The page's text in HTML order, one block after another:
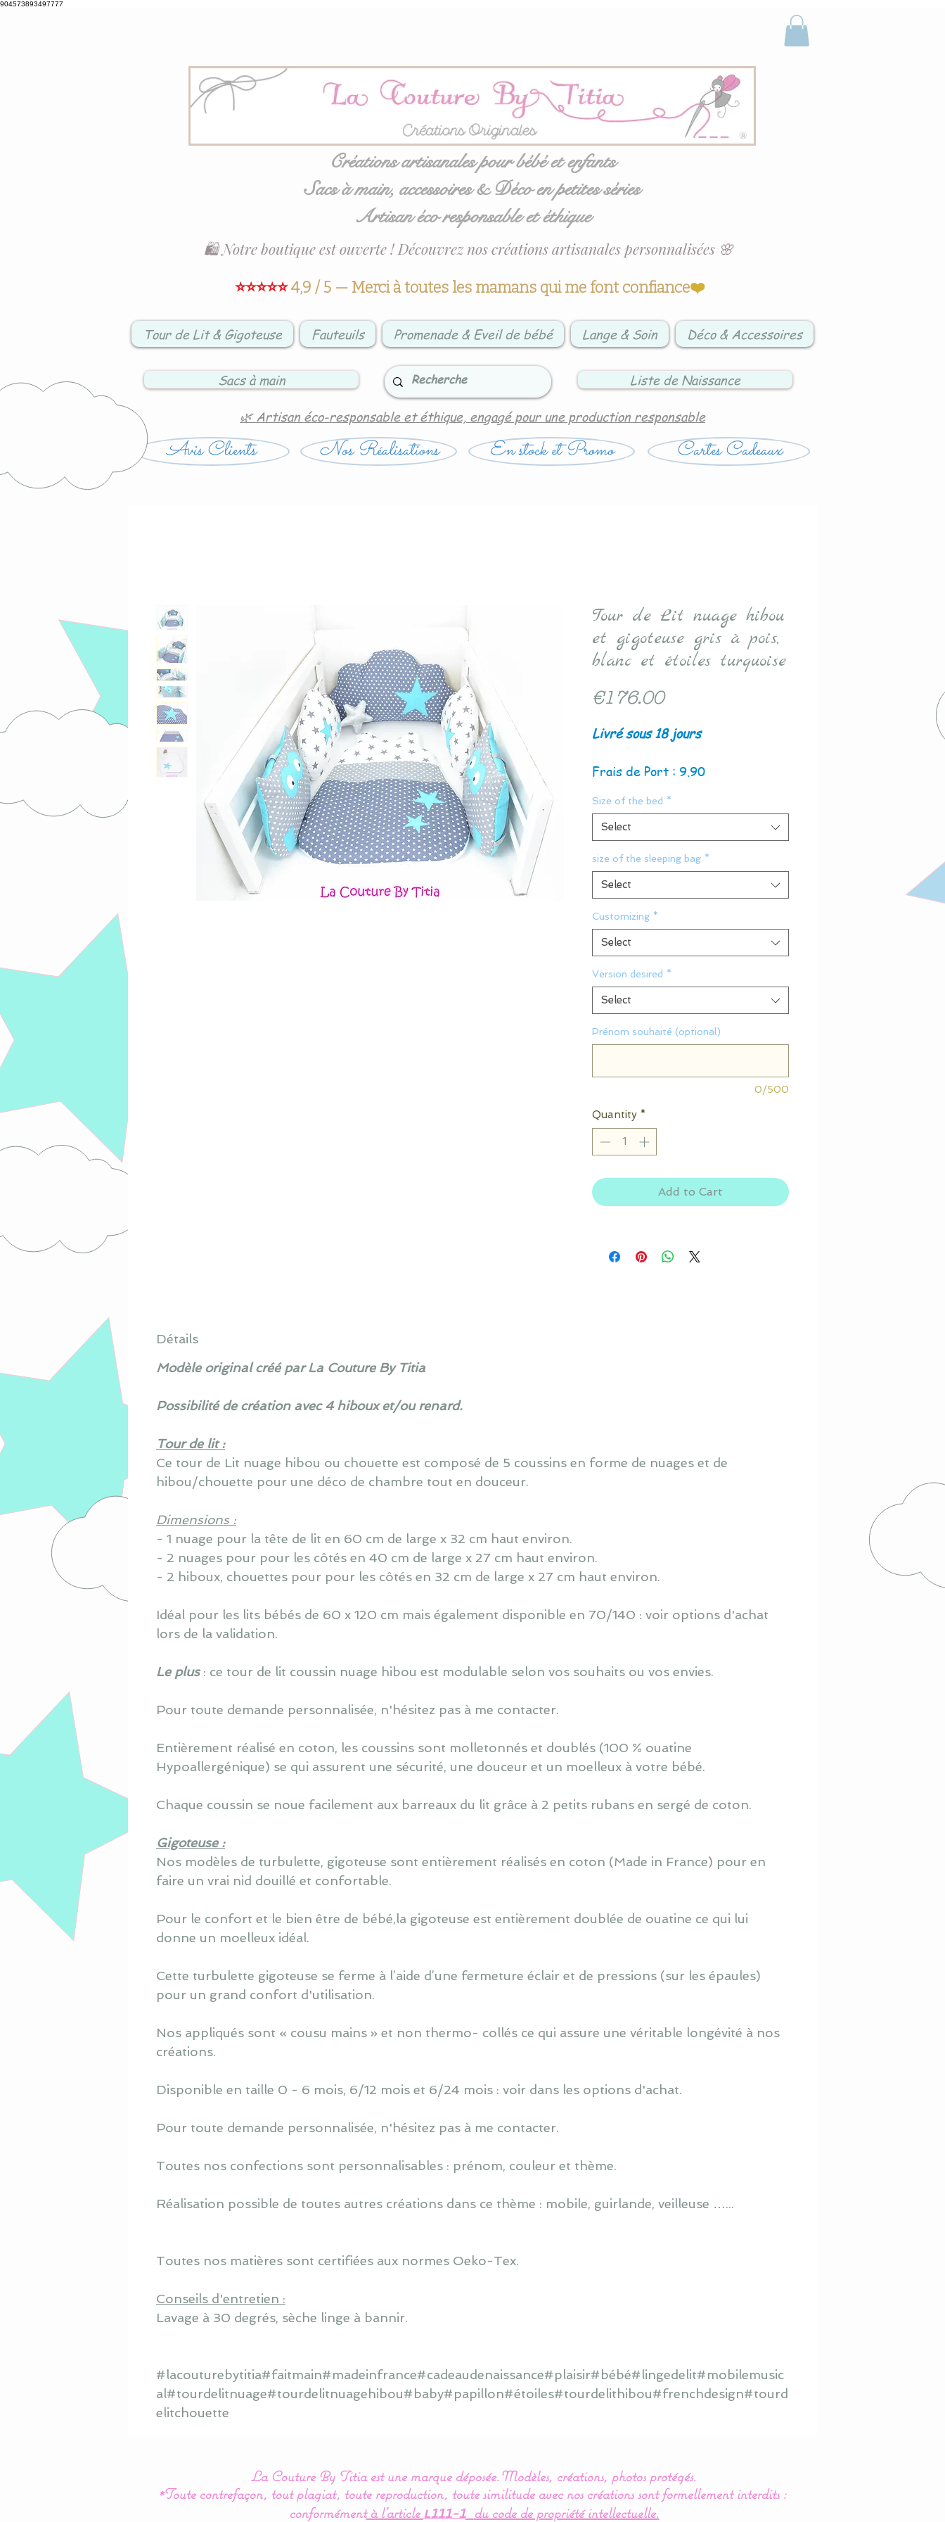
904573893497777
Créations artisanales pour bébé et enfants
Sacs à main, accessoires & Déco en petites séries
Artisan éco responsable et éthique
⭐⭐⭐⭐⭐4,9 / 5 — Merci à toutes les mamans qui me font confiance❤️
🛍️ Notre boutique est ouverte ! Découvrez nos créations artisanales personnalisées 🌸
Tour de Lit & Gigoteuse Fauteuils Promenade & Eveil de bébé Lange & Soin Déco & Accessoires
Sacs à main Liste de Naissance
🌿 Artisan éco-responsable et éthique, engagé pour une production responsable
Avis Clients Nos Réalisations En stock et Promo Cartes Cadeaux
Tour de Lit nuage hibou
et gigoteuse gris à pois,
blanc et étoiles turquoise
€176.00Price
Livré sous 18 jours
Frais de Port : 9.90
Size of the bed *
Select
size of the sleeping bag *
Select
Customizing *
Select
Version desired *
Select
Prénom souhaité (optional)
0/500
Quantity *
Add to Cart
Détails
Modèle original créé par La Couture By Titia
Possibilité de création avec 4 hiboux et/ou renard.
Tour de lit :
Ce tour de Lit nuage hibou ou chouette est composé de 5 coussins en forme de nuages et de
hibou/chouette pour une déco de chambre tout en douceur.
Dimensions :
- 1 nuage pour la tête de lit en 60 cm de large x 32 cm haut environ.
- 2 nuages pour pour les côtés en 40 cm de large x 27 cm haut environ.
- 2 hiboux, chouettes pour pour les côtés en 32 cm de large x 27 cm haut environ.
Idéal pour les lits bébés de 60 x 120 cm mais également disponible en 70/140 : voir options d'achat
lors de la validation.
Le plus: ce tour de lit coussin nuage hibou est modulable selon vos souhaits ou vos envies.
Pour toute demande personnalisée, n'hésitez pas à me contacter.
Entièrement réalisé en coton, les coussins sont molletonnés et doublés (100 % ouatine
Hypoallergénique) se qui assurent une sécurité, une douceur et un moelleux à votre bébé.
Chaque coussin se noue facilement aux barreaux du lit grâce à 2 petits rubans en sergé de coton.
Gigoteuse :
Nos modèles de turbulette, gigoteuse sont entièrement réalisés en coton (Made in France) pour en
faire un vrai nid douillé et confortable.
Pour le confort et le bien être de bébé,la gigoteuse est entièrement doublée de ouatine ce qui lui
donne un moelleux idéal.
Cette turbulette gigoteuse se ferme à l’aide d’une fermeture éclair et de pressions (sur les épaules)
pour un grand confort d'utilisation.
Nos appliqués sont « cousu mains » et non thermo- collés ce qui assure une véritable longévité à nos
créations.
Disponible en taille 0 - 6 mois, 6/12 mois et 6/24 mois : voir dans les options d'achat.
Pour toute demande personnalisée, n'hésitez pas à me contacter.
Toutes nos confections sont personnalisables : prénom, couleur et thème.
Réalisation possible de toutes autres créations dans ce thème : mobile, guirlande, veilleuse …...
Toutes nos matières sont certifiées aux normes Oeko-Tex.
Conseils d'entretien :
Lavage à 30 degrés, sèche linge à bannir.
#lacouturebytitia#faitmain#madeinfrance#cadeaudenaissance#plaisir#bébé#lingedelit#mobilemusic
al#tourdelitnuage#tourdelitnuagehibou#baby#papillon#étoiles#tourdelithibou#frenchdesign#tourd
elitchouette
La Couture By Titia est une marque déposée. Modèles, créations, photos protégés.
*Toute contrefaçon, tout plagiat, toute reproduction, toute similitude avec nos créations sont formellement interdits :
conformémentà l’article L111-1
du code de propriété intellectuelle.